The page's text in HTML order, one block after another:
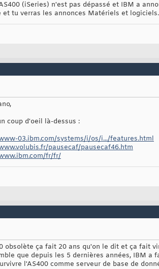
(iSeries) n'est pas dépassé et IBM a
et tu verras les annonces Matériels et logiciels.
coup d'oeil là-dessus :
03.ibm.com/systems/i/os/i.../features.html
pausecaf/pausecaf46.htm
fr/fr/
obsolète ça fait 20 ans qu'on le dit et ça fait
que depuis les 5 dernières années, IBM
l'AS400 comme serveur de base de